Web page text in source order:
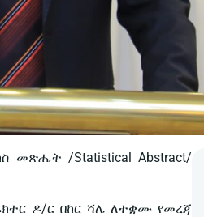
መጽሔት /Statistical Abstract/
ዶ/ር በከር ሻሌ ለተቋሙ የመረጃ